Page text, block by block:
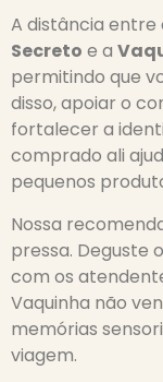
A distância
Secreto e a
permitindo que
disso, apoiar o
fortalecer a
comprado ali
pequenos
Nossa
pressa. Deguste
com os
Vaquinha não
memórias
viagem.